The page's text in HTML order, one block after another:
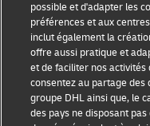
Conditions d’utilisation
Avis de confidentialité
Informations
Paramètres des cookies
possible et d'adapter les
préférences et aux
inclut également la
offre aussi pratique et
et de faciliter nos activités
consentez au partage des
groupe DHL ainsi que, le
des pays ne disposant